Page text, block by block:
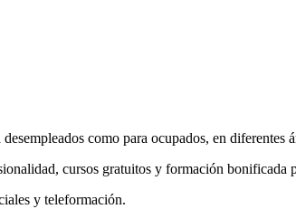
como para ocupados, en
cursos gratuitos y formación bonificada
y teleformación.